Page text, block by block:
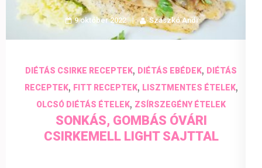
9 október 2022 Szaszkó Andi
DIÉTÁS CSIRKE RECEPTEK, DIÉTÁS EBÉDEK, DIÉTÁS
RECEPTEK, FITT RECEPTEK, LISZTMENTES ÉTELEK,
OLCSÓ DIÉTÁS ÉTELEK, ZSÍRSZEGÉNY ÉTELEK
SONKÁS, GOMBÁS ÓVÁRI
CSIRKEMELL LIGHT SAJTTAL